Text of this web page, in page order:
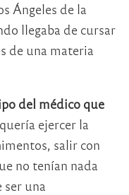
Ángeles de la
llegaba de cursar
de una materia
del médico que
ejercer la
salir con
no tenían nada
ser una